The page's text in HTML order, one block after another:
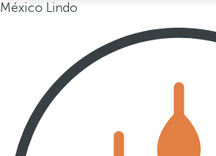
México Lindo